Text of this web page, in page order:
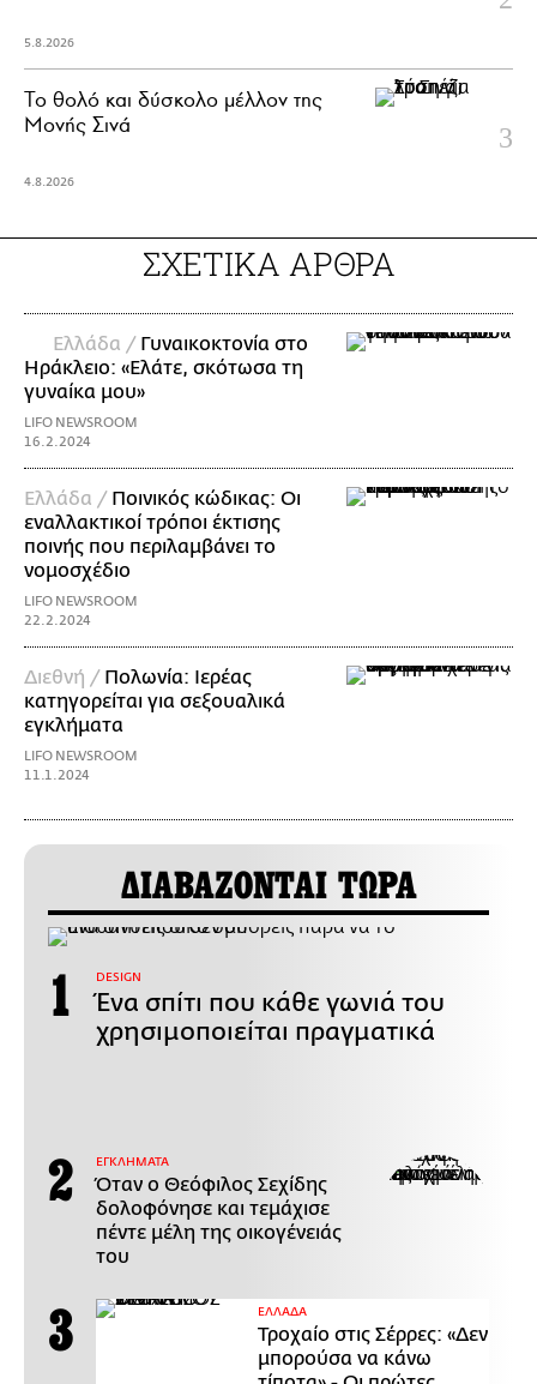
5.8.2026
Το θολό και δύσκολο μέλλον της
Μονής Σινά
4.8.2026
ΣΧΕΤΙΚΑ ΑΡΘΡΑ
Ελλάδα / Γυναικοκτονία στο
Ηράκλειο: «Ελάτε, σκότωσα τη
γυναίκα μου»
LIFO NEWSROOM
16.2.2024
Ελλάδα / Ποινικός κώδικας: Οι
εναλλακτικοί τρόποι έκτισης
ποινής που περιλαμβάνει το
νομοσχέδιο
LIFO NEWSROOM
22.2.2024
Διεθνή / Πολωνία: Ιερέας
κατηγορείται για σεξουαλικά
εγκλήματα
LIFO NEWSROOM
11.1.2024
ΔΙΑΒΑΖΟΝΤΑΙ ΤΩΡΑ
DESIGN
Ένα σπίτι που κάθε γωνιά του
χρησιμοποιείται πραγματικά
ΕΓΚΛΗΜΑΤΑ
Όταν ο Θεόφιλος Σεχίδης
δολοφόνησε και τεμάχισε
πέντε μέλη της οικογένειάς
του
ΕΛΛΑΔΑ
Τροχαίο στις Σέρρες: «Δεν
μπορούσα να κάνω